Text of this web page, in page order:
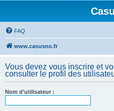
FAQ
www.casusno.fr
Vous devez vous inscrire et
consulter le profil des
Nom d’utilisateur :